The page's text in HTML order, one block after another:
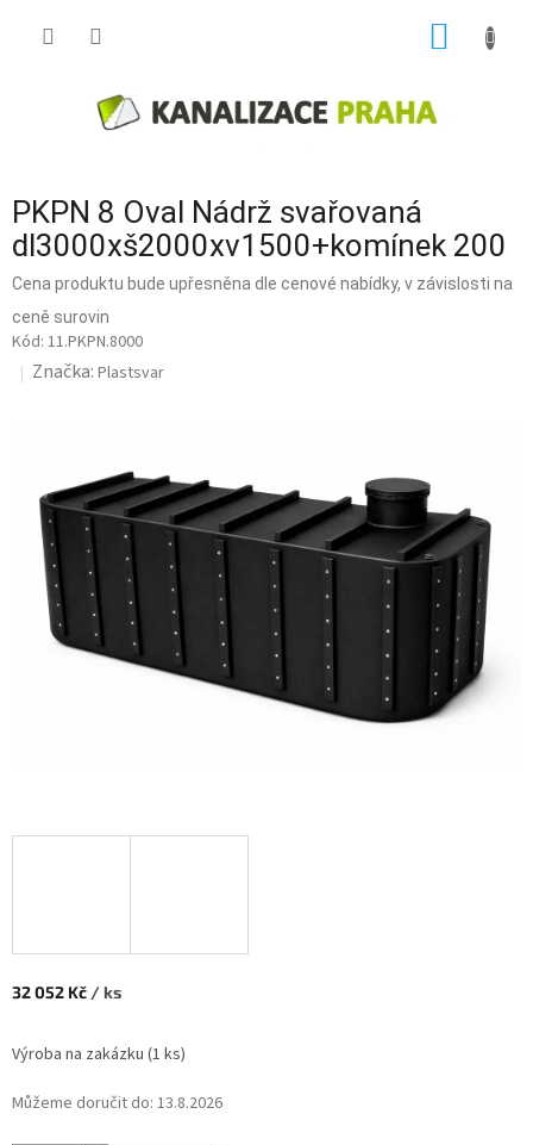
PKPN 8 Oval Nádrž svařovaná
dl3000xš2000xv1500+komínek 200
Cena produktu bude upřesněna dle cenové nabídky, v závislosti na
ceně surovin
11.PKPN.8000
Značka: Plastsvar
32 052 Kč / ks
Výroba na zakázku (1 ks)
Můžeme doručit do: 13.8.2026